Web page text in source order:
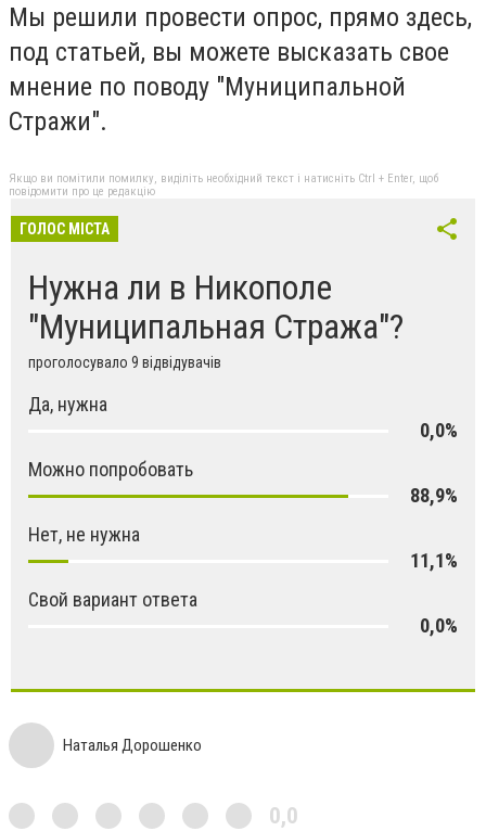
Мы решили провести опрос, прямо здесь,
под статьей, вы можете высказать свое
мнение по поводу "Муниципальной
Стражи".
Якщо ви помітили помилку, виділіть необхідний текст і натисніть Ctrl + Enter, щоб
повідомити про це редакцію
ГОЛОС МІСТА
Нужна ли в Никополе
"Муниципальная Стража"?
проголосувало 9 відвідувачів
Да, нужна
0,0%
Можно попробовать
88,9%
Нет, не нужна
11,1%
Свой вариант ответа
0,0%
Наталья Дорошенко
0,0